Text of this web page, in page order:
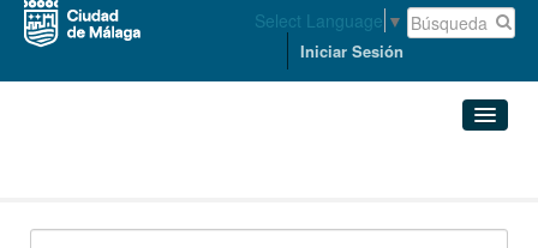
Select Language ▼
Iniciar Sesión